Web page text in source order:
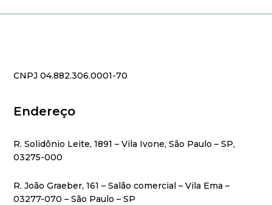
CNPJ 04.882.306.0001-70
Endereço
R. Solidônio Leite, 1891 – Vila Ivone, São Paulo – SP,
03275-000
R. João Graeber, 161 – Salão comercial – Vila Ema –
03277-070 – São Paulo – SP